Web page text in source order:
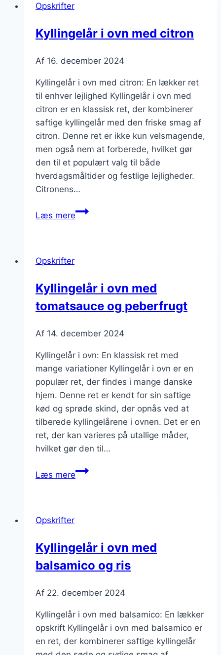
Opskrifter
Kyllingelår i ovn med citron
Af 16. december 2024
Kyllingelår i ovn med citron: En lækker ret
til enhver lejlighed Kyllingelår i ovn med
citron er en klassisk ret, der kombinerer
saftige kyllingelår med den friske smag af
citron. Denne ret er ikke kun velsmagende,
men også nem at forberede, hvilket gør
den til et populært valg til både
hverdagsmåltider og festlige lejligheder.
Citronens…
Læs mereKyllingelår
Opskrifter
Kyllingelår i ovn med
tomatsauce og peberfrugt
Af 14. december 2024
Kyllingelår i ovn: En klassisk ret med
mange variationer Kyllingelår i ovn er en
populær ret, der findes i mange danske
hjem. Denne ret er kendt for sin saftige
kød og sprøde skind, der opnås ved at
tilberede kyllingelårene i ovnen. Det er en
ret, der kan varieres på utallige måder,
hvilket gør den til…
Læs mereKyllingelår
peberfrugt
Opskrifter
Kyllingelår i ovn med
balsamico og ris
Af 22. december 2024
Kyllingelår i ovn med balsamico: En lækker
opskrift Kyllingelår i ovn med balsamico er
en ret, der kombinerer saftige kyllingelår